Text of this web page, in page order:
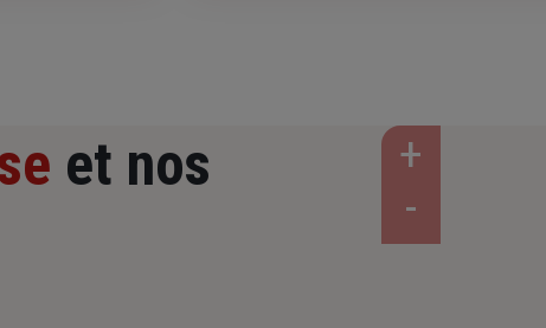
et nos